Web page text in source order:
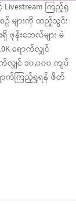
Livestream ကြည့်ရှု
ဥ် များကို ထည့်သွင်း
န်းဘေလ်များ မဲ
ရောက်လျှင်
လျှင် ၁၀,၀၀၀ ကျပ်
ောက်ကြည့်ရှုရန် ဖိတ်